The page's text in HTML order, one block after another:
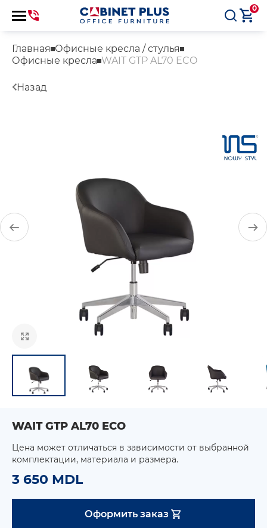
0
Главная Офисные кресла / стулья
Офисные кресла WAIT GTP AL70 ECO
Назад
WAIT GTP AL70 ECO
Цена может отличаться в зависимости от выбранной
комплектации, материала и размера.
3 650 MDL
Оформить заказ